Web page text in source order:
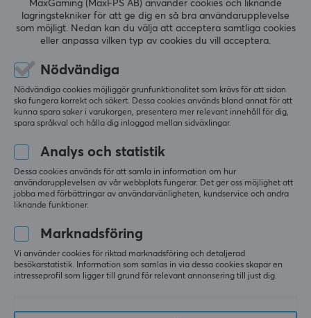
900 mm
Djup
350 mm
0.0
Baserat på 0 recensioner
4
3
0%
2
0%
1
0%
LÄMNA RECENSION
Mer från vårt Community
MaxGaming (MaxFPS AB) använder cookies och liknande
lagringstekniker för att ge dig en så bra användarupplevelse
som möjligt. Nedan kan du välja att acceptera samtliga cookies
eller anpassa vilken typ av cookies du vill acceptera.
Nödvändiga
Nödvändiga cookies möjliggör grunfunktionalitet som krävs för att sidan
ska fungera korrekt och säkert. Dessa cookies används bland annat för att
kunna spara saker i varukorgen, presentera mer relevant innehåll för dig,
spara språkval och hålla dig inloggad mellan sidväxlingar.
Analys och statistik
Dessa cookies används för att samla in information om hur
användarupplevelsen av vår webbplats fungerar. Det ger oss möjlighet att
jobba med förbättringar av användarvänligheten, kundservice och andra
liknande funktioner.
Marknadsföring
Vi använder cookies för riktad marknadsföring och detaljerad
besökarstatistik. Information som samlas in via dessa cookies skapar en
intresseprofil som ligger till grund för relevant annonsering till just dig.